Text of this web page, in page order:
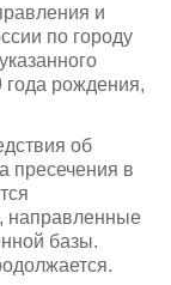
и
по городу
рождения,
об
пресечения в
направленные
базы.